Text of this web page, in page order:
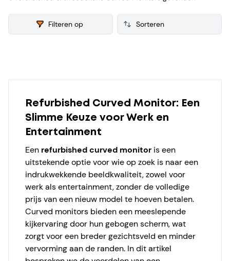
verzamelen we ook consumenten reviews, zodat je een
weloverwogen keuze kunt maken bij je aankoop.
Filteren op
Refurbished Curved Monitor: Een
Slimme Keuze voor Werk en
Entertainment
Een refurbished curved monitor is een
uitstekende optie voor wie op zoek is naar een
indrukwekkende beeldkwaliteit, zowel voor
werk als entertainment, zonder de volledige
prijs van een nieuw model te hoeven betalen.
Curved monitors bieden een meeslepende
kijkervaring door hun gebogen scherm, wat
zorgt voor een breder gezichtsveld en minder
vervorming aan de randen. In dit artikel